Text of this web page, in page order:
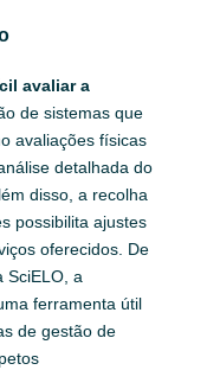
avaliar a
de sistemas que
avaliações físicas
detalhada do
disso, a recolha
possibilita ajustes
oferecidos. De
SciELO, a
ferramenta útil
de gestão de